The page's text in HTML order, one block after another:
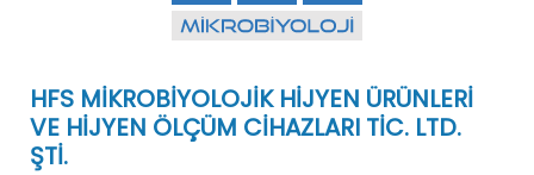
HFS MİKROBİYOLOJİK HİJYEN ÜRÜNLERİ
VE HİJYEN ÖLÇÜM CİHAZLARI TİC. LTD.
ŞTİ.